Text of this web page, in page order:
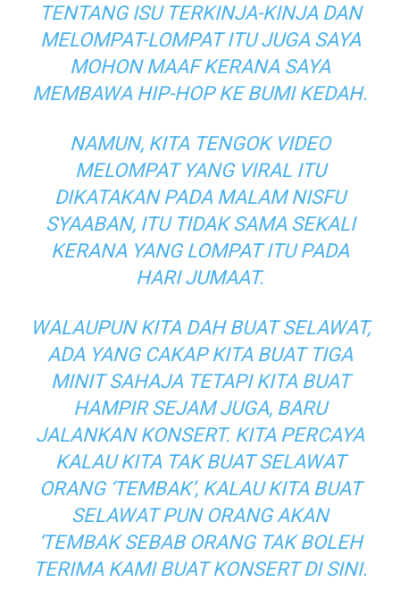
TENTANG ISU TERKINJA-KINJA DAN
MELOMPAT-LOMPAT ITU JUGA SAYA
MOHON MAAF KERANA SAYA
MEMBAWA HIP-HOP KE BUMI KEDAH.
NAMUN, KITA TENGOK VIDEO
MELOMPAT YANG VIRAL ITU
DIKATAKAN PADA MALAM NISFU
SYAABAN, ITU TIDAK SAMA SEKALI
KERANA YANG LOMPAT ITU PADA
HARI JUMAAT.
WALAUPUN KITA DAH BUAT SELAWAT,
ADA YANG CAKAP KITA BUAT TIGA
MINIT SAHAJA TETAPI KITA BUAT
HAMPIR SEJAM JUGA, BARU
JALANKAN KONSERT. KITA PERCAYA
KALAU KITA TAK BUAT SELAWAT
ORANG ‘TEMBAK’, KALAU KITA BUAT
SELAWAT PUN ORANG AKAN
‘TEMBAK SEBAB ORANG TAK BOLEH
TERIMA KAMI BUAT KONSERT DI SINI.